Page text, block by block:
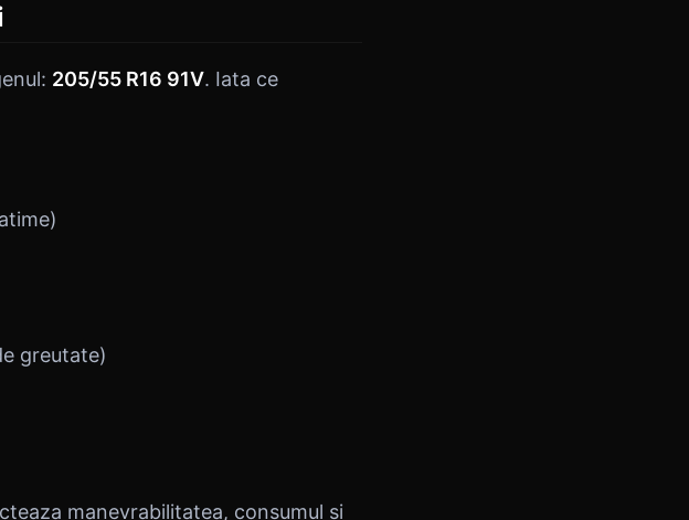
205/55 R16 91V. Iata ce
greutate)
manevrabilitatea, consumul si